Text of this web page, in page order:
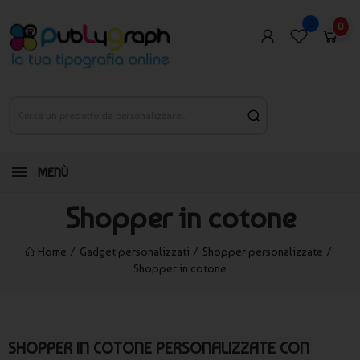
0 0
MENÙ
Shopper in cotone
Home Gadget personalizzati
Shopper personalizzate
Shopper in cotone
SHOPPER IN COTONE PERSONALIZZATE CON